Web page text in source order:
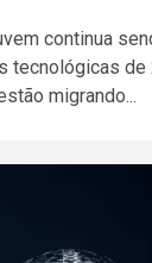
continua
tecnológicas de
migrando...